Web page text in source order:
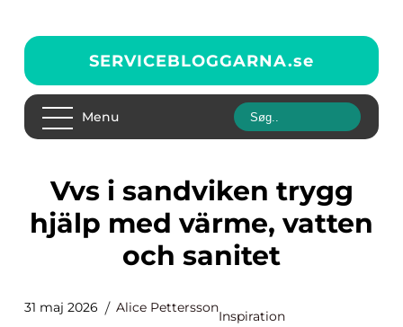
SERVICEBLOGGARNA.se
Menu
Vvs i sandviken trygg
hjälp med värme, vatten
och sanitet
31 maj 2026 Alice Pettersson
Inspiration